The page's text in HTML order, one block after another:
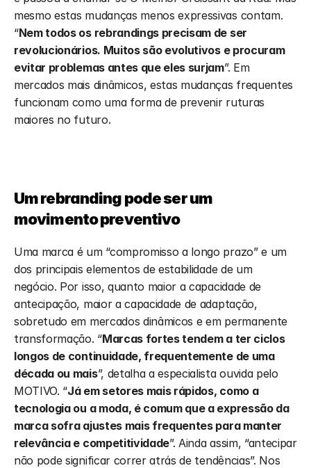
mesmo estas mudanças menos expressivas contam.
“Nem todos os rebrandings precisam de ser
revolucionários. Muitos são evolutivos e procuram
evitar problemas antes que eles surjam”. Em
mercados mais dinâmicos, estas mudanças frequentes
funcionam como uma forma de prevenir ruturas
maiores no futuro.
Um rebranding pode ser um
movimento preventivo
Uma marca é um “compromisso a longo prazo” e um
dos principais elementos de estabilidade de um
negócio. Por isso, quanto maior a capacidade de
antecipação, maior a capacidade de adaptação,
sobretudo em mercados dinâmicos e em permanente
transformação. “Marcas fortes tendem a ter ciclos
longos de continuidade, frequentemente de uma
década ou mais”, detalha a especialista ouvida pelo
MOTIVO. “Já em setores mais rápidos, como a
tecnologia ou a moda, é comum que a expressão da
marca sofra ajustes mais frequentes para manter
relevância e competitividade”. Ainda assim, “antecipar
não pode significar correr atrás de tendências”. Nos